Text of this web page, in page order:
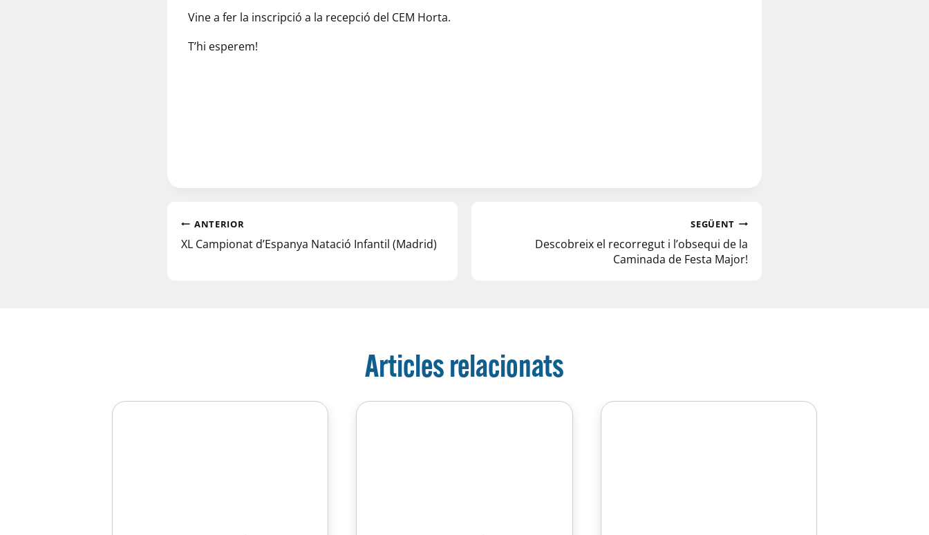
Vine a fer la inscripció a la recepció del CEM Horta.
T’hi esperem!
ANTERIOR
XL Campionat d’Espanya Natació Infantil (Madrid)
SEGÜENT
Descobreix el recorregut i l’obsequi de la
Caminada de Festa Major!
Articles relacionats